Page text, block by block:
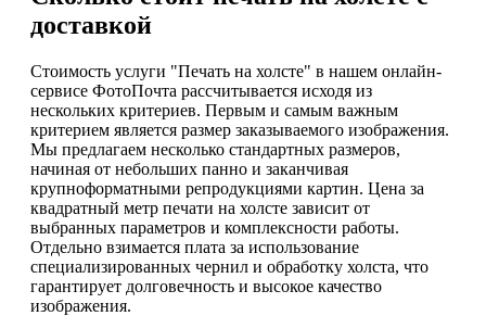
доставкой
Стоимость услуги "Печать на холсте" в нашем онлайн-
сервисе ФотоПочта рассчитывается исходя из
нескольких критериев. Первым и самым важным
критерием является размер заказываемого изображения.
Мы предлагаем несколько стандартных размеров,
начиная от небольших панно и заканчивая
крупноформатными репродукциями картин. Цена за
квадратный метр печати на холсте зависит от
выбранных параметров и комплексности работы.
Отдельно взимается плата за использование
специализированных чернил и обработку холста, что
гарантирует долговечность и высокое качество
изображения.